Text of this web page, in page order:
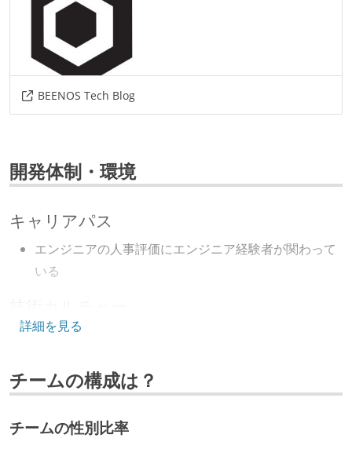
BEENOS Tech Blog
開発体制・環境
キャリアパス
エンジニアの人事評価にエンジニア経験者が関わって
いる
CTO またはそれに準じる、技術やワークフローの標準
取締役（社内）または執行役員として、エンジニアリ
ング部門の人間が経営に参加している
開発メンバーの裁量
詳細を見る
チームの構成は？
チームの性別比率